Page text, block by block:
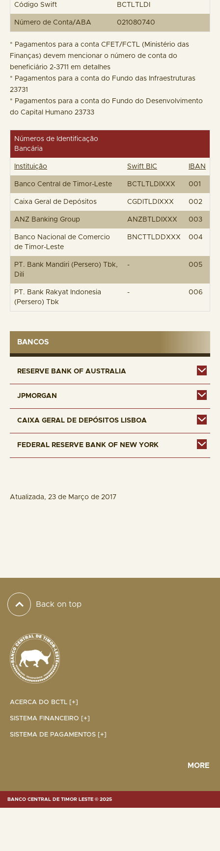
Código Swift BCTLTLDI
Número de Conta/ABA 021080740
* Pagamentos para a conta CFET/FCTL (Ministério das
Finanças) devem mencionar o número de conta do
beneficiário 2-3711 em detalhes
* Pagamentos para a conta do Fundo das Infraestruturas
23731
* Pagamentos para a conta do Fundo do Desenvolvimento
do Capital Humano 23733
Números de Identificação
Bancária
Instituição Swift BIC IBAN
Banco Central de Timor-Leste BCTLTLDIXXX 001
Caixa Geral de Depósitos CGDITLDIXXX 002
ANZ Banking Group ANZBTLDIXXX 003
Banco Nacional de Comercio
de Timor-Leste
BNCTTLDDXXX 004
PT. Bank Mandiri (Persero) Tbk,
Dili
- 005
PT. Bank Rakyat Indonesia
(Persero) Tbk
- 006
BANCOS
RESERVE BANK OF AUSTRALIA
JPMORGAN
CAIXA GERAL DE DEPÓSITOS LISBOA
FEDERAL RESERVE BANK OF NEW YORK
Atualizada, 23 de Março de 2017
Back on top
ACERCA DO BCTL [+]
SISTEMA FINANCEIRO [+]
SISTEMA DE PAGAMENTOS [+]
MORE
BANCO CENTRAL DE TIMOR LESTE © 2025